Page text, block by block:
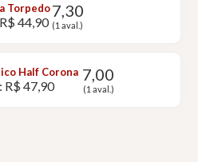
Torpedo
44,90
7,30
(1 aval.)
Half Corona
R$ 47,90
7,00
(1 aval.)